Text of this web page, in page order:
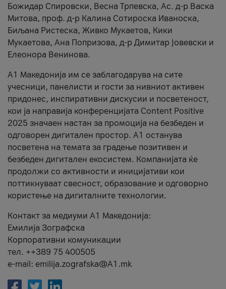
Божидар Спировски, Весна Трпевска, Ас. д-р Васка
Митова, проф. д-р Калина Сотироска Иваноска,
Биљана Ристеска, Живко Мукаетов, Кики
Мукаетова, Ана Попризова, д-р Димитар Јовевски и
Елеонора Венинова.
А1 Македонија им се заблагодарува на сите
учесници, панелисти и гости за нивниот активен
придонес, инспиративни дискусии и посветеност,
кои ја направија конференцијата Content Positive
2025 значаен настан за промоција на безбеден и
одговорен дигитален простор. А1 останува
посветена на темата за градење позитивен и
безбеден дигитален екосистем. Компанијата ќе
продолжи со активности и иницијативи кои
поттикнуваат свесност, образование и одговорно
користење на дигиталните технологии.
Контакт за медиуми А1 Македонија:
Емилија Зографска
Корпоративни комуникации
тел. ++389 75 400505
e-mail: emilija.zografska@A1.mk